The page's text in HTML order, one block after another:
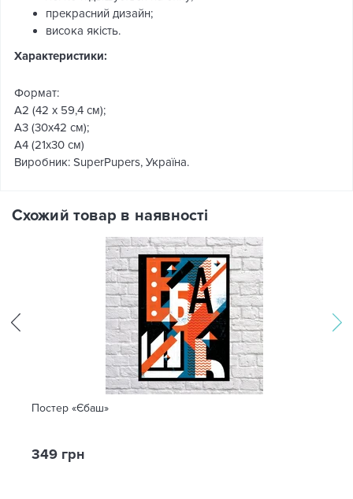
прекрасний дизайн;
висока якість.
Характеристики:
Формат:
А2 (42 x 59,4 см);
А3 (30х42 см);
А4 (21х30 см)
Виробник: SuperPupers, Україна.
Схожий товар в наявності
Постер «Єбаш»
349 грн